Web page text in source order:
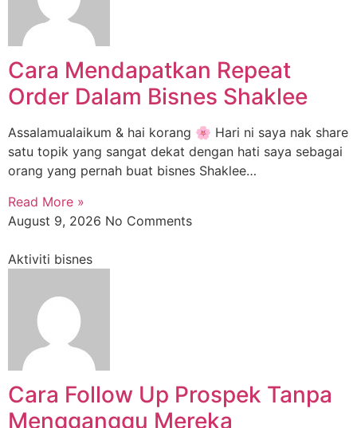
Cara Mendapatkan Repeat
Order Dalam Bisnes Shaklee
Assalamualaikum & hai korang 🌸 Hari ni saya nak share
satu topik yang sangat dekat dengan hati saya sebagai
orang yang pernah buat bisnes Shaklee…
Read More »
August 9, 2026 No Comments
Aktiviti bisnes
Cara Follow Up Prospek Tanpa
Mengganggu Mereka